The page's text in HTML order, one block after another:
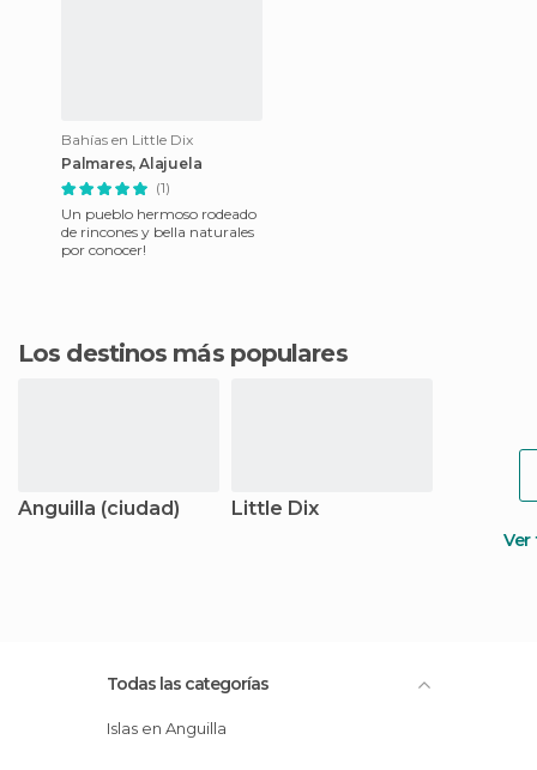
Bahías en Little Dix
Palmares, Alajuela
(1)
Un pueblo hermoso rodeado
de rincones y bella naturales
por conocer!
Los destinos más populares
Anguilla (ciudad) Little Dix
Todas las categorías
Islas en Anguilla